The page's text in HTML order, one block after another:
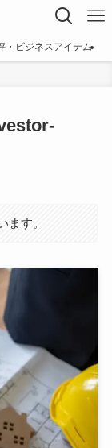
・ビジネスアイテム
ます。